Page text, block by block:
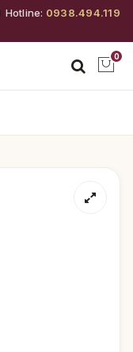
Hotline: 0938.494.119
0